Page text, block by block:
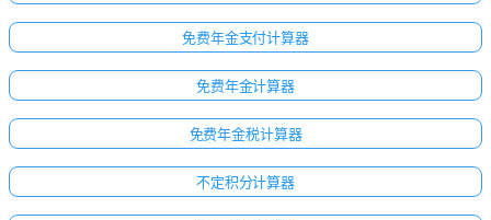
免费年金支付计算器
免费年金计算器
免费年金税计算器
不定积分计算器